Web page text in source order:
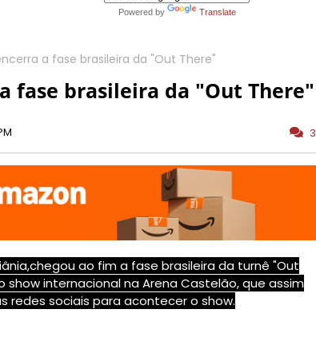
Powered by Translate
a fase brasileira da "Out There"
fase brasileira da "Out There"
3
ao fim a fase brasileira da turnê "Out
show internacional na Arena Castelão, que assim
redes sociais para acontecer o show.